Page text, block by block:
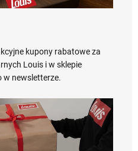
kupony rabatowe za
Louis i w sklepie
w newsletterze.